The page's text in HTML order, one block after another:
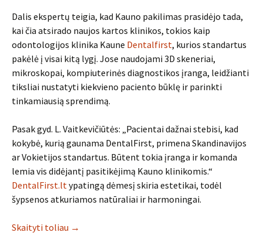
Dalis ekspertų teigia, kad Kauno pakilimas prasidėjo tada,
kai čia atsirado naujos kartos klinikos, tokios kaip
odontologijos klinika Kaune Dentalfirst, kurios standartus
pakėlė į visai kitą lygį. Jose naudojami 3D skeneriai,
mikroskopai, kompiuterinės diagnostikos įranga, leidžianti
tiksliai nustatyti kiekvieno paciento būklę ir parinkti
tinkamiausią sprendimą.
Pasak gyd. L. Vaitkevičiūtės: „Pacientai dažnai stebisi, kad
kokybė, kurią gaunama DentalFirst, primena Skandinavijos
ar Vokietijos standartus. Būtent tokia įranga ir komanda
lemia vis didėjantį pasitikėjimą Kauno klinikomis.“
DentalFirst.ltypatingą dėmesį skiria estetikai, todėl
šypsenos atkuriamos natūraliai ir harmoningai.
Skaityti toliau →